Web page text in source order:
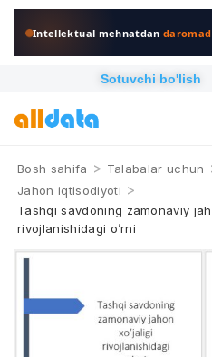
Intellektual mehnatdan
Sotuvchi bo'lish
Bosh sahifa > Talabalar uchun
Jahon iqtisodiyoti >
Tashqi savdoning zamonaviy
rivojlanishidagi o’rni